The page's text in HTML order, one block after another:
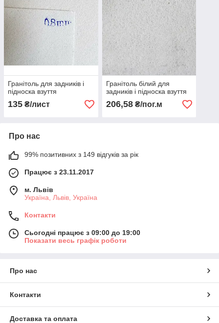
Гранітоль для задників і
підноска взуття
135 ₴/лист
Гранітоль білий для
задників і підноска взуття
206,58₴/пог.м
Про нас
99% позитивних з 149 відгуків за рік
Працює з 23.11.2017
м. Львів
Україна, Львів, Україна
Контакти
Сьогодні працює з 09:00 до 19:00
Показати весь графік роботи
Про нас
Контакти
Доставка та оплата